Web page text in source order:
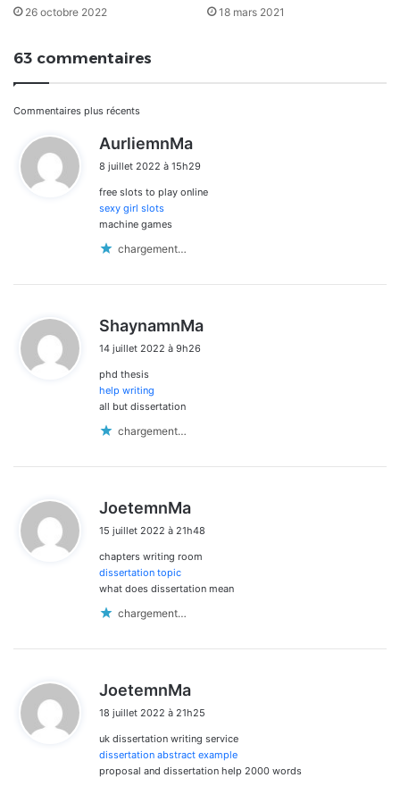
26 octobre 2022 18 mars 2021
63 commentaires
Navigation
dans
les
commentaires
Commentaires plus récents
AurliemnMa
t
8 juillet 2022 à 15h29
free slots to play online
sexy girl slots
machine games
chargement…
ShaynamnMa
14 juillet 2022 à 9h26
phd thesis
help writing
all but dissertation
chargement…
JoetemnMa
t
15 juillet 2022 à 21h48
chapters writing room
dissertation topic
what does dissertation mean
chargement…
JoetemnMa
t
:
18 juillet 2022 à 21h25
uk dissertation writing service
dissertation abstract example
proposal and dissertation help 2000 words